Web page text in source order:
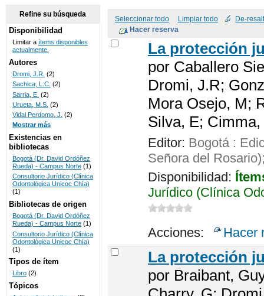
DE
BIBLIOTECAS
UNICOC
Seleccionar todo Limpiar todo De-
La protección
por Caballero
Dromi, J.R;
Mora Osejo, M;
Silva, E;
Editor: Bogotá :
Señora del
Disponibilidad:
Jurídico (Clínica
Acciones: Hacer
La protección
por Braibant,
Refine su búsqueda
Disponibilidad
Limitar a ítems disponibles
actualmente.
Autores
Dromi, J.R. (2)
Sachica, L.C. (2)
Sarria, E. (2)
Urueta, M.S. (2)
Vidal Perdomo, J. (2)
Mostrar más
Existencias en
bibliotecas
Bogotá (Dr. David Ordóñez
Rueda) - Campus Norte (1)
Consultorio Jurídico (Clínica
Odontológica Unicoc Chía)
(1)
Bibliotecas de origen
Bogotá (Dr. David Ordóñez
Rueda) - Campus Norte (1)
Consultorio Jurídico (Clínica
Odontológica Unicoc Chía)
(1)
Tipos de ítem
Libro (2)
Tópicos